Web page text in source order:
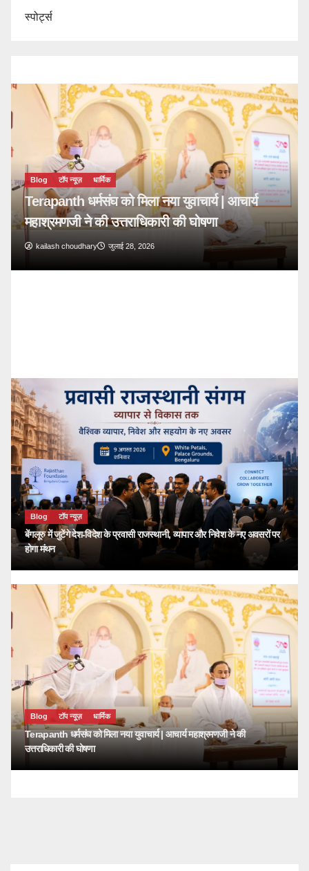
स्पोर्ट्स
Blog टॉप न्यूज़
बेंगलूरु में जुटेंगे देश-विदेश के प्रवासी राजस्थानी, व्यापार और निवेश के नए अवसरों पर
होगा मंथन
Blog टॉप न्यूज़ धार्मिक
Terapanth धर्मसंघ को मिला नया युवाचार्य | आचार्य महाश्रमणजी ने की
उत्तराधिकारी की घोषणा